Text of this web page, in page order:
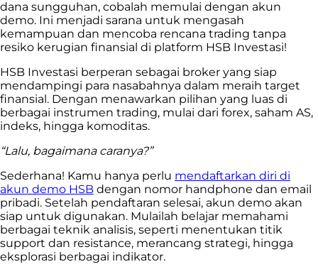
dana sungguhan, cobalah memulai dengan akun
demo. Ini menjadi sarana untuk mengasah
kemampuan dan mencoba rencana trading tanpa
resiko kerugian finansial di platform HSB Investasi!
HSB Investasi berperan sebagai broker yang siap
mendampingi para nasabahnya dalam meraih target
finansial. Dengan menawarkan pilihan yang luas di
berbagai instrumen trading, mulai dari forex, saham AS,
indeks, hingga komoditas.
“Lalu, bagaimana caranya?”
Sederhana! Kamu hanya perlu mendaftarkan diri di
akun demo HSB dengan nomor handphone dan email
pribadi. Setelah pendaftaran selesai, akun demo akan
siap untuk digunakan. Mulailah belajar memahami
berbagai teknik analisis, seperti menentukan titik
support dan resistance, merancang strategi, hingga
eksplorasi berbagai indikator.